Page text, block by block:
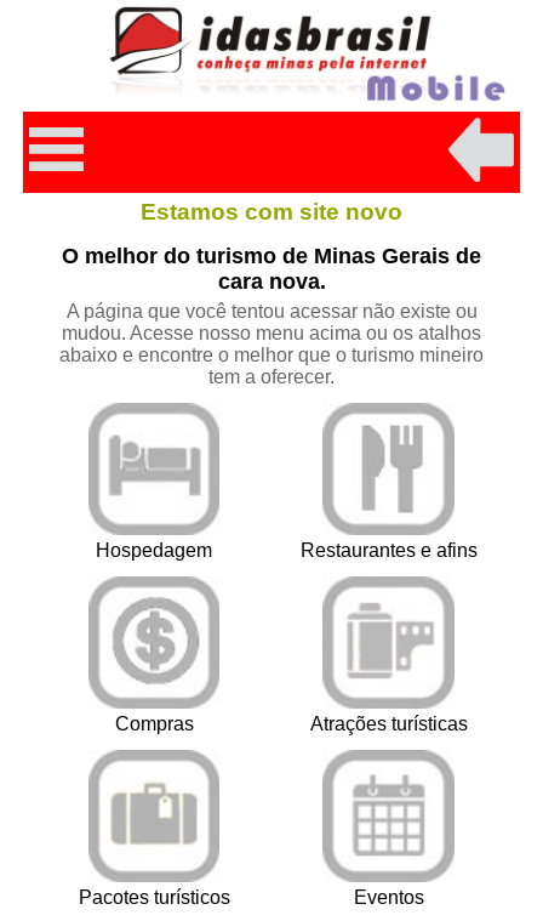
Estamos com site novo
O melhor do turismo de Minas Gerais de
cara nova.
A página que você tentou acessar não existe ou
mudou. Acesse nosso menu acima ou os atalhos
abaixo e encontre o melhor que o turismo mineiro
tem a oferecer.
Hospedagem Restaurantes e afins
Compras Atrações turísticas
Pacotes turísticos Eventos